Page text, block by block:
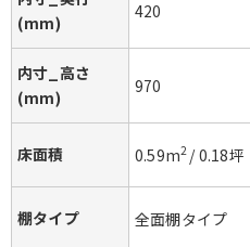
(mm)
420
内寸_高さ
(mm)
970
床面積 0.59m2/0.18坪
棚タイプ 全面棚タイプ